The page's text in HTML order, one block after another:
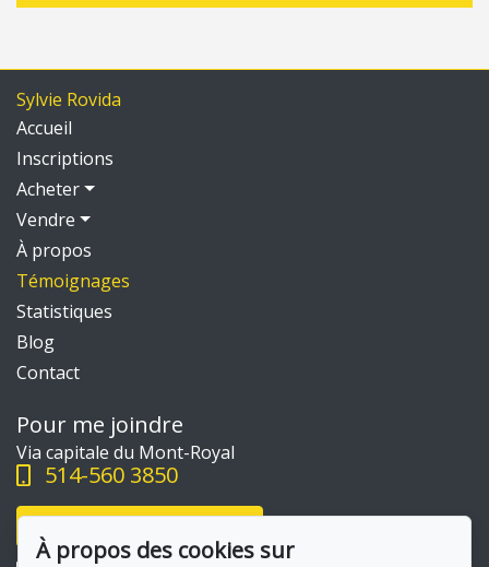
Sylvie Rovida
Accueil
Inscriptions
Acheter
Vendre
À propos
Témoignages
Statistiques
Blog
Contact
Pour me joindre
Via capitale du Mont-Royal
514-560 3850
À propos des cookies sur